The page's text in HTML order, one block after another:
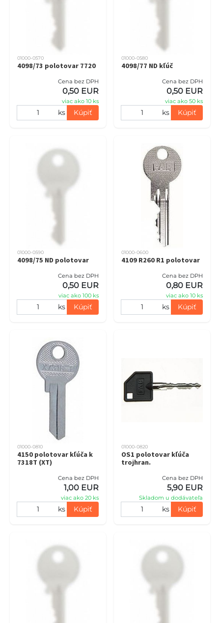
01000-0570
4098/73 polotovar 7720
Cena bez DPH
0,50 EUR
viac ako 10 ks
ks Kúpiť
01000-0580
4098/77 ND kľúč
Cena bez DPH
0,50 EUR
viac ako 50 ks
ks Kúpiť
01000-0590
4098/75 ND polotovar
Cena bez DPH
0,50 EUR
viac ako 100 ks
ks Kúpiť
01000-0600
4109 R260 R1 polotovar
Cena bez DPH
0,80 EUR
viac ako 10 ks
ks Kúpiť
01000-0810
4150 polotovar kľúča k
7318T (XT)
Cena bez DPH
1,00 EUR
viac ako 20 ks
ks Kúpiť
01000-0820
OS1 polotovar kľúča
trojhran.
Cena bez DPH
5,90 EUR
Skladom u dodávateľa
ks Kúpiť